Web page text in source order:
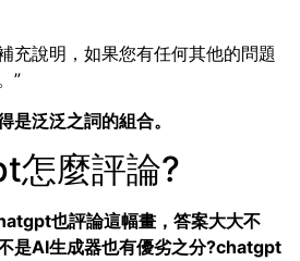
充說明，如果您有任何其他的問題
”
是泛泛之詞的組合。
怎麼評論?
也評論這幅畫，答案大大不
是AI生成器也有優劣之分?chatgpt